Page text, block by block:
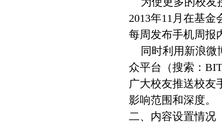
2013年11月在基金
每周发布手机周报
同时利用新浪微
众平台（搜索：
广大校友推送校友
影响范围和深度。
二、内容设置情况